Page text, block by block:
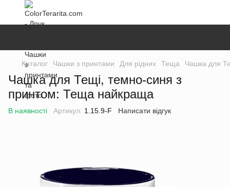
Каталог Чашки з принтами Для рідних Теща Чашка для
Чашка для Тещі, темно-синя з
принтом: Теща найкраща
В наявності Артикул: 1.15.9-F Написати відгук